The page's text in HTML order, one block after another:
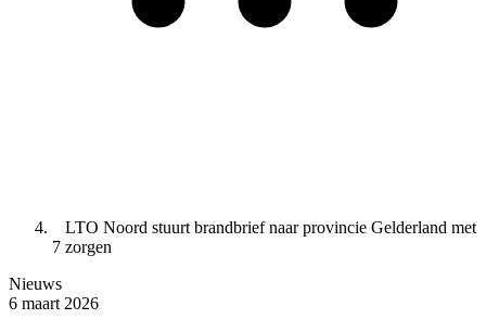
LTO Noord stuurt brandbrief naar provincie Gelderland met
7 zorgen
Nieuws
6 maart 2026